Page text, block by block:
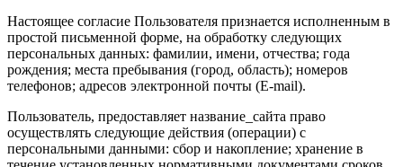
Настоящее согласие Пользователя признается исполненным в
простой письменной форме, на обработку следующих
персональных данных: фамилии, имени, отчества; года
рождения; места пребывания (город, область); номеров
телефонов; адресов электронной почты (E-mail).
Пользователь, предоставляет название_сайта право
осуществлять следующие действия (операции) с
персональными данными: сбор и накопление; хранение в